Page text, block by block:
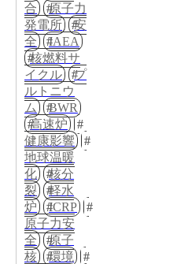
合
原子力
発電所
安
全
IAEA
核燃料サ
イクル
プ
ルトニウ
ム
BWR
高速炉
健康影響
地球温暖
化
核分
裂
軽水
炉
ICRP
原子力安
全
原子
核
環境